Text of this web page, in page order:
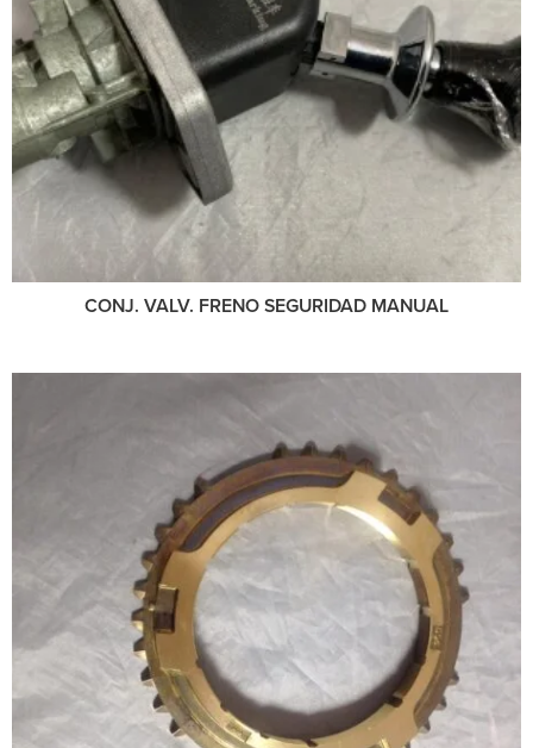
CONJ. VALV. FRENO SEGURIDAD MANUAL